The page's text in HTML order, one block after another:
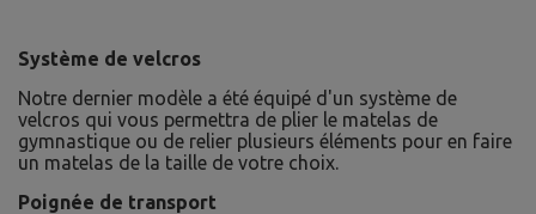
Système de velcros
Notre dernier modèle a été équipé d'un système de
velcros qui vous permettra de plier le matelas de
gymnastique ou de relier plusieurs éléments pour en faire
un matelas de la taille de votre choix.
Poignée de transport